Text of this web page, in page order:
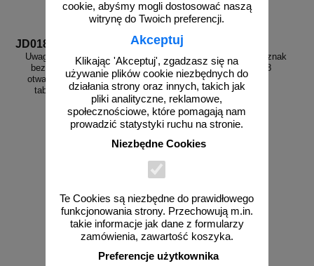
cookie, abyśmy mogli dostosować naszą
witrynę do Twoich preferencji.
Akceptuj
Klikając 'Akceptuj', zgadzasz się na
używanie plików cookie niezbędnych do
działania strony oraz innych, takich jak
pliki analityczne, reklamowe,
społecznościowe, które pomagają nam
prowadzić statystyki ruchu na stronie.
Niezbędne Cookies
Te Cookies są niezbędne do prawidłowego
funkcjonowania strony. Przechowują m.in.
takie informacje jak dane z formularzy
zamówienia, zawartość koszyka.
Preferencje użytkownika
JD018
Uwaga! Gaz płynny. 5m strefy
bezpieczeństwa - używanie
otwartego ognia wzbronione -
tabliczka gazowa - JD018
od 43,16 zł
PA038
Uwaga! Groźny pies 2 - znak
informacyjny - PA038
od 22,62 zł